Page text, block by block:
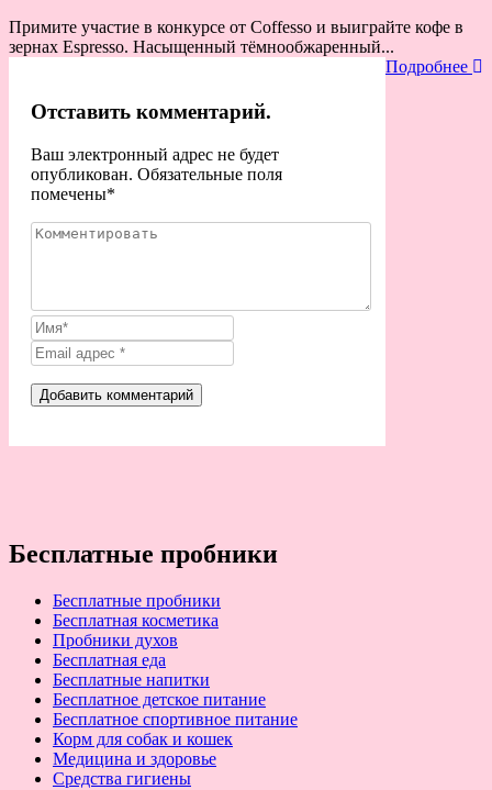
Примите участие в конкурсе от Coffesso и выиграйте кофе в
зернах Espresso. Насыщенный тёмнообжаренный...
Подробнее
Отставить комментарий.
Ваш электронный адрес не будет
опубликован. Обязательные поля
помечены*
Бесплатные пробники
Бесплатные пробники
Бесплатная косметика
Пробники духов
Бесплатная еда
Бесплатные напитки
Бесплатное детское питание
Бесплатное спортивное питание
Корм для собак и кошек
Медицина и здоровье
Средства гигиены